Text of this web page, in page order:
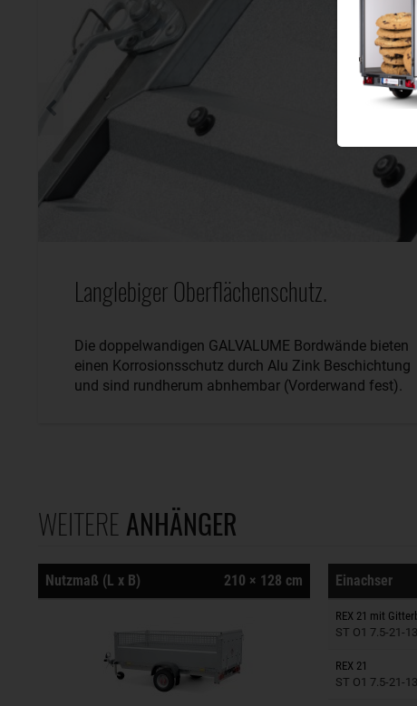
Langlebiger Oberflächenschutz.
Die doppelwandigen GALVALUME Bordwände bieten
einen Korrosionsschutz durch Alu Zink Beschichtung
und sind rundherum abnhembar (Vorderwand fest).
WEITERE ANHÄNGER
Nutzmaß (L x B) 210 × 128 cm Einachser
REX 21 mit
ST O1 7.5-21-
REX 21
ST O1 7.5-21-